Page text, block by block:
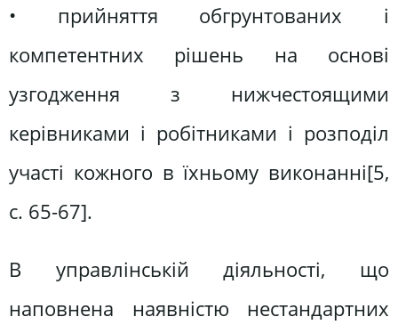
• прийняття обгрунтованих і
компетентних рішень на основі
узгодження з нижчестоящими
керівниками і робітниками і розподіл
участі кожного в їхньому виконанні[5,
c. 65-67].
В управлінській діяльності, що
наповнена наявністю нестандартних